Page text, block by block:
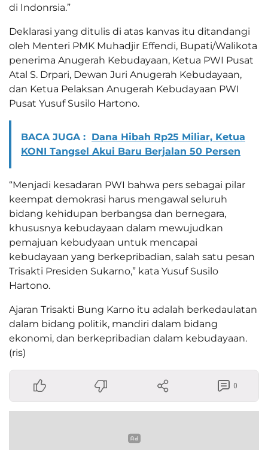
di Indonrsia.”
Deklarasi yang ditulis di atas kanvas itu ditandangi
oleh Menteri PMK Muhadjir Effendi, Bupati/Walikota
penerima Anugerah Kebudayaan, Ketua PWI Pusat
Atal S. Drpari, Dewan Juri Anugerah Kebudayaan,
dan Ketua Pelaksan Anugerah Kebudayaan PWI
Pusat Yusuf Susilo Hartono.
BACA JUGA : Dana Hibah Rp25 Miliar, Ketua
KONI Tangsel Akui Baru Berjalan 50 Persen
“Menjadi kesadaran PWI bahwa pers sebagai pilar
keempat demokrasi harus mengawal seluruh
bidang kehidupan berbangsa dan bernegara,
khususnya kebudayaan dalam mewujudkan
pemajuan kebudyaan untuk mencapai
kebudayaan yang berkepribadian, salah satu pesan
Trisakti Presiden Sukarno,” kata Yusuf Susilo
Hartono.
Ajaran Trisakti Bung Karno itu adalah berkedaulatan
dalam bidang politik, mandiri dalam bidang
ekonomi, dan berkepribadian dalam kebudayaan.
(ris)
0